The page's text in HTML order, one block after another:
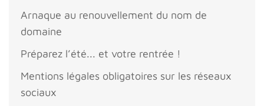
Arnaque au renouvellement du nom de
domaine
Préparez l’été... et votre rentrée !
Mentions légales obligatoires sur les réseaux
sociaux